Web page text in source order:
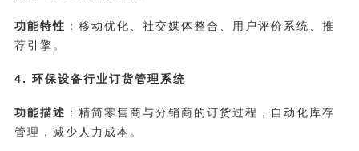
功能特性 ：移动优化、社交媒体整合、用户评价系统、推
荐引擎。
4. 环保设备行业订货管理系统
功能描述 ：精简零售商与分销商的订货过程，自动化库存
管理，减少人力成本。